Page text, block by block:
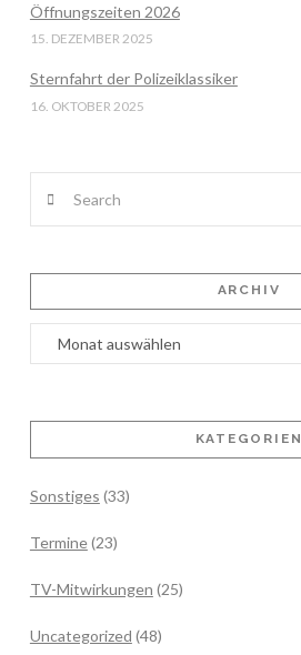
Öffnungszeiten 2026
15. DEZEMBER 2025
Sternfahrt der Polizeiklassiker
16. OKTOBER 2025
ARCHIV
Archiv
KATEGORIEN
Sonstiges (33)
Termine(23)
TV-Mitwirkungen (25)
Uncategorized (48)